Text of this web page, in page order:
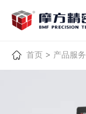
首页 > 产品服务